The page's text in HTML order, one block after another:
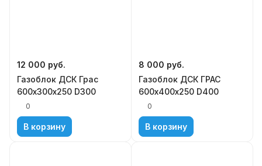
12 000 руб.
Газоблок ДСК Грас
600х300х250 D300
0
В корзину
8 000 руб.
Газоблок ДСК ГРАС
600х400х250 D400
0
В корзину